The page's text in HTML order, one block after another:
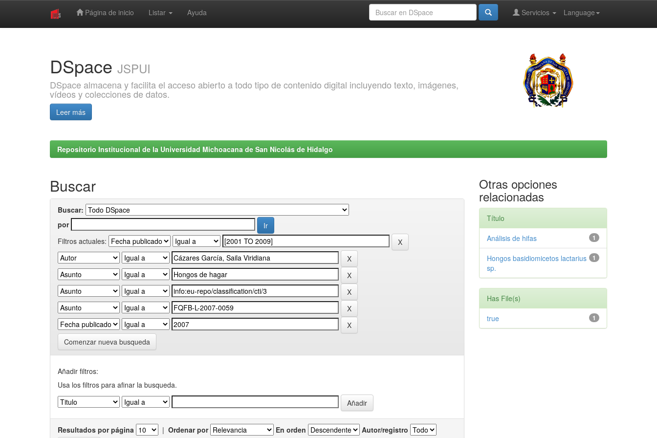
Página de inicio Listar Ayuda Language
Servicios
DSpace JSPUI
DSpace almacena y facilita el acceso abierto a todo tipo de contenido digital incluyendo texto, imágenes,
vídeos y colecciones de datos.
Leer más
Repositorio Institucional de la Universidad Michoacana de San Nicolás de Hidalgo
Buscar
Buscar:
por
Filtros actuales:
Comenzar nueva busqueda
Añadir filtros:
Usa los filtros para afinar la busqueda.
Resultados por página | Ordenar por En orden Autor/registro
Otras opciones
relacionadas
Título
1
Análisis de hifas
1
Hongos basidiomicetos lactarius
sp.
Has File(s)
1
true